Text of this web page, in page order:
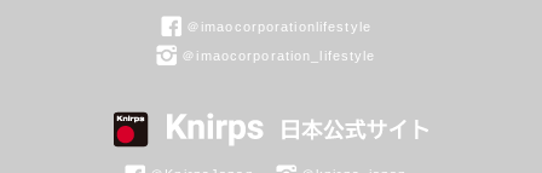
＠imaocorporationlifestyle
＠imaocorporation_lifestyle